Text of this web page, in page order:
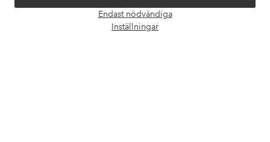
Endast nödvändiga
Inställningar
Villkor